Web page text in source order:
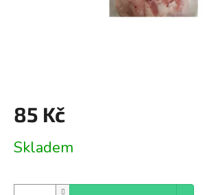
85 Kč
cena:
Skladem